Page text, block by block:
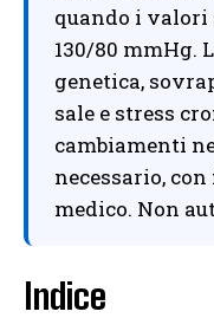
quando i valori
130/80 mmHg.
genetica,
sale e stress
cambiamenti
necessario,
medico. Non
Indice